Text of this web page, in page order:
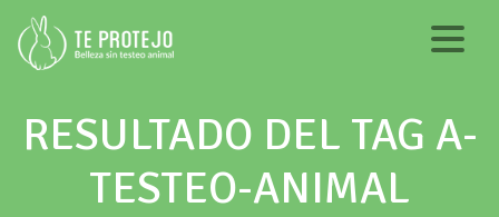
RESULTADO DEL TAG A-
TESTEO-ANIMAL